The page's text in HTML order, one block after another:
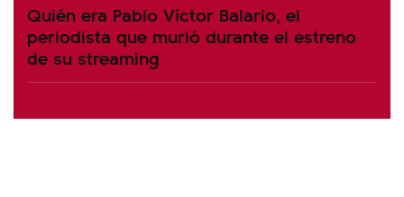
Quién era Pablo Víctor Balario, el
periodista que murió durante el estreno
de su streaming